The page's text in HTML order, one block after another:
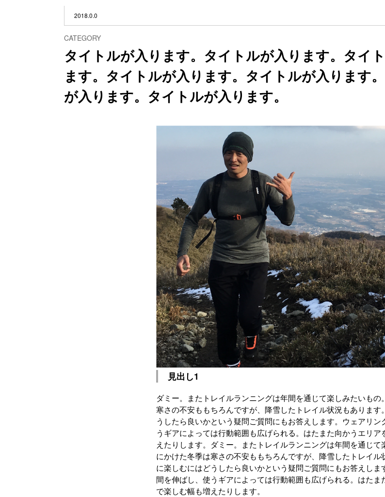
2018.0.0
CATEGORY
タイトルが入ります。タイトルが入ります。タイ
ます。タイトルが入ります。タイトルが入ります
が入ります。タイトルが入ります。
見出し1
ダミー。またトレイルランニングは年間を通じて楽しみたいも
寒さの不安ももちろんですが、降雪したトレイル状況もありま
うしたら良いかという疑問ご質問にもお答えします。ウェアリ
うギアによっては行動範囲も広げられる。はたまた向かうエリ
えたりします。ダミー。またトレイルランニングは年間を通じ
にかけた冬季は寒さの不安ももちろんですが、降雪したトレイ
に楽しむにはどうしたら良いかという疑問ご質問にもお答えし
間を伸ばし、使うギアによっては行動範囲も広げられる。はたま
で楽しむ幅も増えたりします。